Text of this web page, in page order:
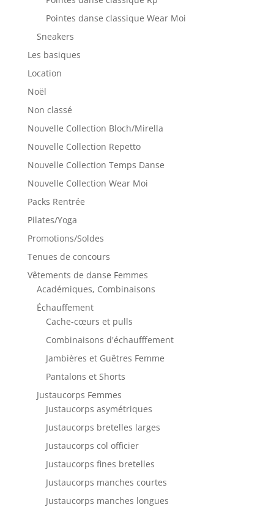
Pointes danse classique Wear Moi
Sneakers
Les basiques
Location
Noël
Non classé
Nouvelle Collection Bloch/Mirella
Nouvelle Collection Repetto
Nouvelle Collection Temps Danse
Nouvelle Collection Wear Moi
Packs Rentrée
Pilates/Yoga
Promotions/Soldes
Tenues de concours
Vêtements de danse Femmes
Académiques, Combinaisons
Échauffement
Cache-cœurs et pulls
Combinaisons d'échaufffement
Jambières et Guêtres Femme
Pantalons et Shorts
Justaucorps Femmes
Justaucorps asymétriques
Justaucorps bretelles larges
Justaucorps col officier
Justaucorps fines bretelles
Justaucorps manches courtes
Justaucorps manches longues